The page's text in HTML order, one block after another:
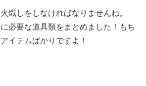
熾しをしなければなりませんね。
必要な道具類をまとめました！もち
イテムばかりですよ！